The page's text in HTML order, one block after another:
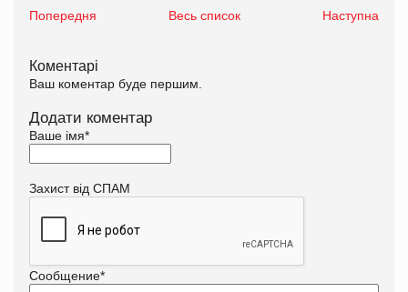
Попередня Весь список Наступна
Коментарі
Ваш коментар буде першим.
Додати коментар
Ваше імя*
Захист від СПАМ
Сообщение*